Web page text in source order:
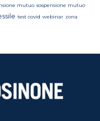
mutuo sospensione mutuo
test covid webinar zona